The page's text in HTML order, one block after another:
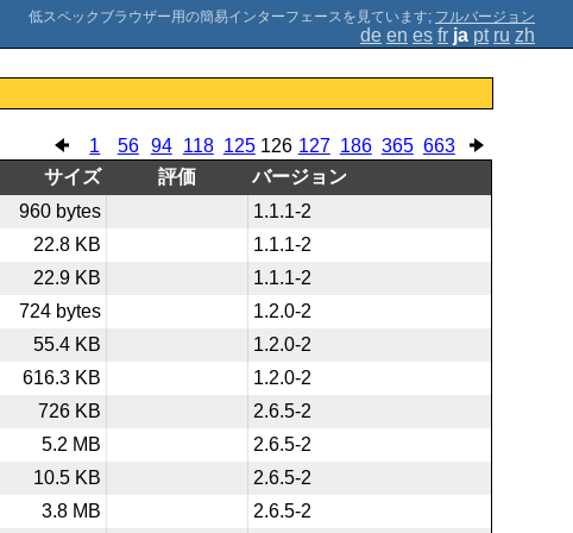
; フルバージョン
de en es fr ja pt ru zh
1 56 94 118 125 126 127 186 365 663
サイズ 評価
バージョン
960 bytes
1.1.1-2
22.8 KB
1.1.1-2
22.9 KB
1.1.1-2
724 bytes
1.2.0-2
55.4 KB
1.2.0-2
616.3 KB
1.2.0-2
726 KB
2.6.5-2
5.2 MB
2.6.5-2
10.5 KB
2.6.5-2
3.8 MB 2.6.5-2